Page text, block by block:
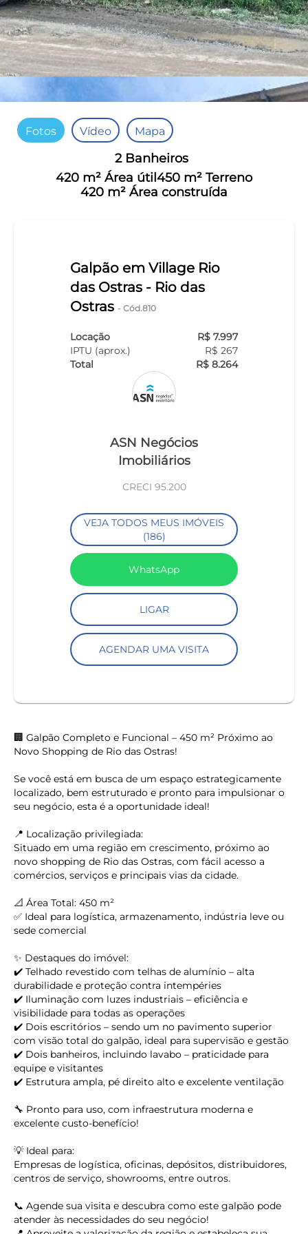
Fotos Vídeo Mapa
2 Banheiros
420 m² Área útil 450 m² Terreno
420 m² Área construída
Galpão em Village Rio
das Ostras - Rio das
Ostras - Cód.810
Locação
R$ 7.997
IPTU (aprox.)
R$ 267
Total
R$ 8.264
ASN Negócios
Imobiliários
CRECI 95.200
VEJA TODOS MEUS IMÓVEIS
(186)
WhatsApp
LIGAR
AGENDAR UMA VISITA
keyboard_backspace
🏢 Galpão Completo e Funcional – 450 m² Próximo ao
Novo Shopping de Rio das Ostras!
Se você está em busca de um espaço estrategicamente
localizado, bem estruturado e pronto para impulsionar o
seu negócio, esta é a oportunidade ideal!
📍 Localização privilegiada:
Situado em uma região em crescimento, próximo ao
novo shopping de Rio das Ostras, com fácil acesso a
comércios, serviços e principais vias da cidade.
📐 Área Total: 450 m²
✅ Ideal para logística, armazenamento, indústria leve ou
sede comercial
✨ Destaques do imóvel:
✔️ Telhado revestido com telhas de alumínio – alta
durabilidade e proteção contra intempéries
✔️ Iluminação com luzes industriais – eficiência e
visibilidade para todas as operações
✔️ Dois escritórios – sendo um no pavimento superior
com visão total do galpão, ideal para supervisão e gestão
✔️ Dois banheiros, incluindo lavabo – praticidade para
equipe e visitantes
✔️ Estrutura ampla, pé direito alto e excelente ventilação
🔧 Pronto para uso, com infraestrutura moderna e
excelente custo-benefício!
💡 Ideal para:
Empresas de logística, oficinas, depósitos, distribuidores,
centros de serviço, showrooms, entre outros.
📞 Agende sua visita e descubra como este galpão pode
atender às necessidades do seu negócio!